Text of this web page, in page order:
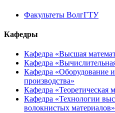
Факультеты ВолгГТУ
Кафедры
Кафедра «Высшая
Кафедра
Кафедра «Оборудование
производства»
Кафедра «Теоретическая
Кафедра «Технологии
волокнистых материалов»